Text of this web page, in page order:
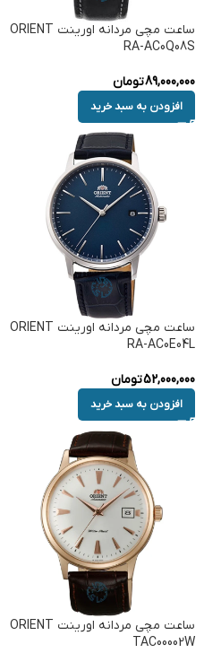
ساعت مچی مردانه اورینت ORIENT
RA-AC0Q08S
89,000,000تومان
افزودن به سبد خرید
ساعت مچی مردانه اورینت ORIENT
RA-AC0E04L
52,000,000تومان
افزودن به سبد خرید
ساعت مچی مردانه اورینت ORIENT
TAC00002W